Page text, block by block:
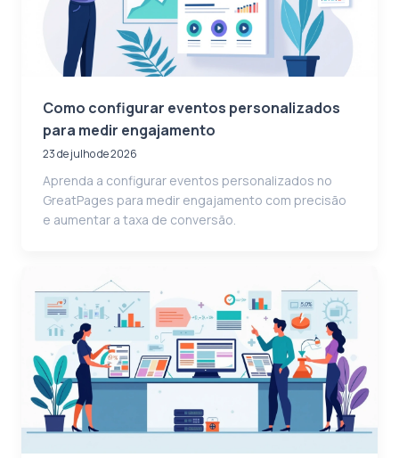
Como configurar eventos personalizados
para medir engajamento
23 de julho de 2026
Aprenda a configurar eventos personalizados no
GreatPages para medir engajamento com precisão
e aumentar a taxa de conversão.